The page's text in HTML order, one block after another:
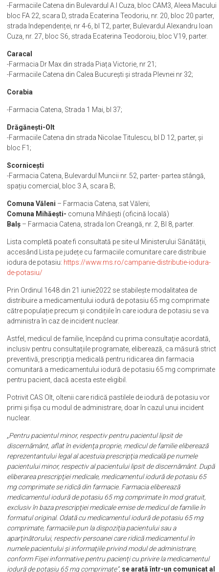
-Farmaciile Catena din Bulevardul A.I Cuza, bloc CAM3, Aleea Macului
bloc FA 22, scara D, strada Ecaterina Teodoriu, nr. 20, bloc 20 parter,
strada Independenței, nr 4-6, bl T2, parter, Bulevardul Alexandru Ioan
Cuza, nr. 27, bloc S6, strada Ecaterina Teodoroiu, bloc V19, parter.
Caracal
-Farmacia Dr Max din strada Piața Victorie, nr 21;
-Farmaciile Catena din Calea București și strada Plevnei nr 32;
Corabia
-Farmacia Catena, Strada 1 Mai, bl 37;
Drăgănești-Olt
-Farmaciile Catena din strada Nicolae Titulescu, bl D 12, parter, și
bloc F1;
Scornicești
-Farmacia Catena, Bulevardul Muncii nr. 52, parter- partea stângă,
spațiu comercial, bloc 3 A, scara B;
Comuna Văleni – Farmacia Catena, sat Văleni;
Comuna Mihăești- comuna Mihăești (oficină locală)
Balș – Farmacia Catena, strada Ion Creangă, nr. 2, Bl 8, parter.
Lista completă poate fi consultată pe site-ul Ministerului Sănătății,
accesând Lista pe județe cu farmaciile comunitare care distribuie
iodura de potasiu: https://www.ms.ro/campanie-distributie-iodura-
de-potasiu/
Prin Ordinul 1648 din 21 iunie2022 se stabilește modalitatea de
distribuire a medicamentului iodură de potasiu 65 mg comprimate
către populație precum și condițiile în care iodura de potasiu se va
administra în caz de incident nuclear.
Astfel, medicul de familie, începând cu prima consultaţie acordată,
inclusiv pentru consultaţiile programate, eliberează, ca măsură strict
preventivă, prescripţia medicală pentru ridicarea din farmacia
comunitară a medicamentului iodură de potasiu 65 mg comprimate
pentru pacient, dacă acesta este eligibil.
Potrivit CAS Olt, oltenii care ridică pastilele de iodură de potasiu vor
primi și fișa cu modul de administrare, doar în cazul unui incident
nuclear.
„Pentru pacientul minor, respectiv pentru pacientul lipsit de
discernământ, aflat în evidenţa proprie, medicul de familie eliberează
reprezentantului legal al acestuia prescripţia medicală pe numele
pacientului minor, respectiv al pacientului lipsit de discernământ. După
eliberarea prescripţiei medicale, medicamentul iodură de potasiu 65
mg comprimate se ridică din farmacie. Farmacia eliberează
medicamentul iodură de potasiu 65 mg comprimate în mod gratuit,
exclusiv în baza prescripţiei medicale emise de medicul de familie în
formatul original. Odată cu medicamentul iodură de potasiu 65 mg
comprimate, farmaciile pun la dispoziţia pacientului sau a
aparţinătorului, respectiv persoanei care ridică medicamentul în
numele pacientului şi informaţiile privind modul de administrare,
conform Fişei informative pentru pacienţi cu privire la medicamentul
iodură de potasiu 65 mg comprimate”, se arată într-un comunicat al